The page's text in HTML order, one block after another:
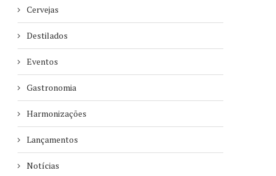
Cervejas
Destilados
Eventos
Gastronomia
Harmonizações
Lançamentos
Notícias